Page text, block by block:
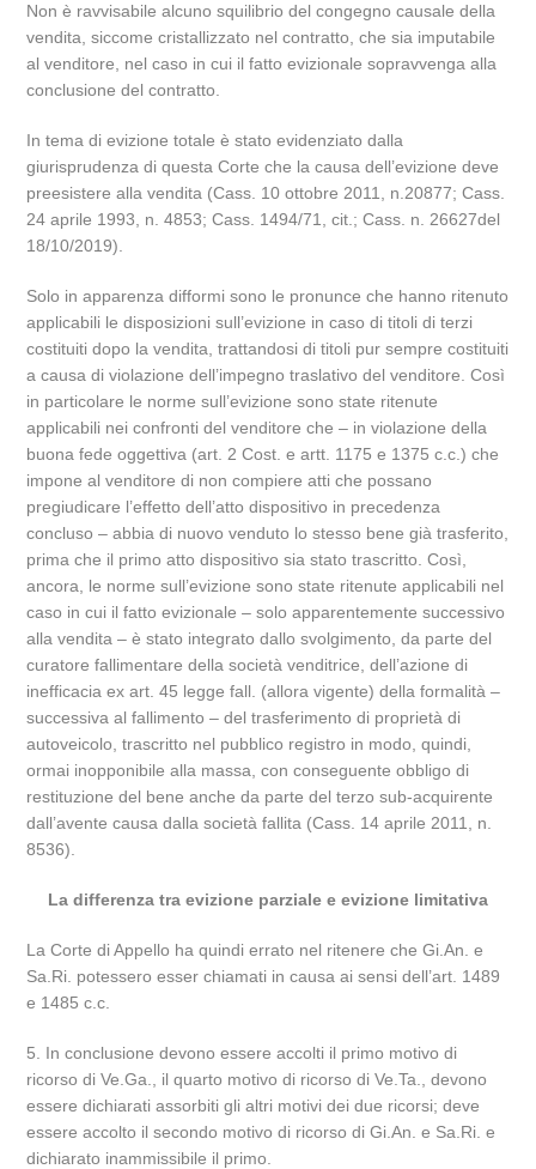
Non è ravvisabile alcuno squilibrio del congegno causale della
vendita, siccome cristallizzato nel contratto, che sia imputabile
al venditore, nel caso in cui il fatto evizionale sopravvenga alla
conclusione del contratto.
In tema di evizione totale è stato evidenziato dalla
giurisprudenza di questa Corte che la causa dell’evizione deve
preesistere alla vendita (Cass. 10 ottobre 2011, n.20877; Cass.
24 aprile 1993, n. 4853; Cass. 1494/71, cit.; Cass. n. 26627del
18/10/2019).
Solo in apparenza difformi sono le pronunce che hanno ritenuto
applicabili le disposizioni sull’evizione in caso di titoli di terzi
costituiti dopo la vendita, trattandosi di titoli pur sempre costituiti
a causa di violazione dell’impegno traslativo del venditore. Così
in particolare le norme sull’evizione sono state ritenute
applicabili nei confronti del venditore che – in violazione della
buona fede oggettiva (art. 2 Cost. e artt. 1175 e 1375 c.c.) che
impone al venditore di non compiere atti che possano
pregiudicare l’effetto dell’atto dispositivo in precedenza
concluso – abbia di nuovo venduto lo stesso bene già trasferito,
prima che il primo atto dispositivo sia stato trascritto. Così,
ancora, le norme sull’evizione sono state ritenute applicabili nel
caso in cui il fatto evizionale – solo apparentemente successivo
alla vendita – è stato integrato dallo svolgimento, da parte del
curatore fallimentare della società venditrice, dell’azione di
inefficacia ex art. 45 legge fall. (allora vigente) della formalità –
successiva al fallimento – del trasferimento di proprietà di
autoveicolo, trascritto nel pubblico registro in modo, quindi,
ormai inopponibile alla massa, con conseguente obbligo di
restituzione del bene anche da parte del terzo sub-acquirente
dall’avente causa dalla società fallita (Cass. 14 aprile 2011, n.
8536).
La differenza tra evizione parziale e evizione limitativa
La Corte di Appello ha quindi errato nel ritenere che Gi.An. e
Sa.Ri. potessero esser chiamati in causa ai sensi dell’art. 1489
e 1485 c.c.
5. In conclusione devono essere accolti il primo motivo di
ricorso di Ve.Ga., il quarto motivo di ricorso di Ve.Ta., devono
essere dichiarati assorbiti gli altri motivi dei due ricorsi; deve
essere accolto il secondo motivo di ricorso di Gi.An. e Sa.Ri. e
dichiarato inammissibile il primo.